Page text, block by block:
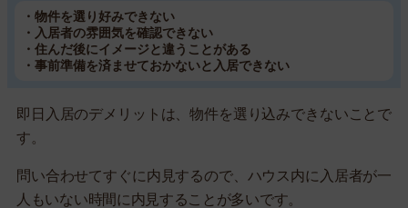
・物件を選り好みできない
・入居者の雰囲気を確認できない
・住んだ後にイメージと違うことがある
・事前準備を済ませておかないと入居できない
即日入居のデメリットは、物件を選り込みできないことで
す。
問い合わせてすぐに内見するので、ハウス内に入居者が一
人もいない時間に内見することが多いです。